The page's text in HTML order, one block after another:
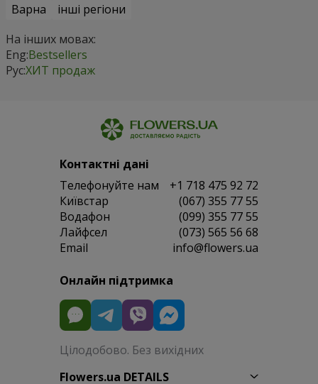
Варна
інші регіони
На інших мовах:
Eng:Bestsellers
Рус:ХИТ продаж
Контактні дані
Телефонуйте нам
+1 718 475 92 72
Київстар
(067) 355 77 55
Водафон
(099) 355 77 55
Лайфсел
(073) 565 56 68
Email
info@flowers.ua
Онлайн підтримка
Цілодобово. Без вихідних
Flowers.ua DETAILS